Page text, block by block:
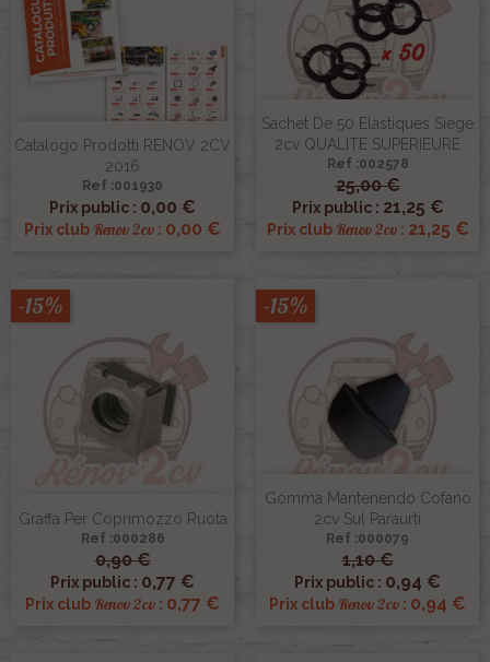
Catalogo Prodotti RENOV 2CV
2016
Ref :001930
Prix public : 0,00 €
Prix club Renov 2cv : 0,00 €
Sachet De 50 Elastiques Siege
2cv QUALITE SUPERIEURE
Ref :002578
25,00 €
Prix public : 21,25 €
Prix club Renov 2cv: 21,25 €
Graffa Per Coprimozzo Ruota
Ref :000286
0,90 €
Prix public : 0,77 €
Prix club Renov 2cv : 0,77 €
-15%
Gomma Mantenendo Cofano
2cv Sul Paraurti
Ref :000079
1,10 €
Prix public : 0,94 €
Prix club Renov 2cv : 0,94 €
-15%